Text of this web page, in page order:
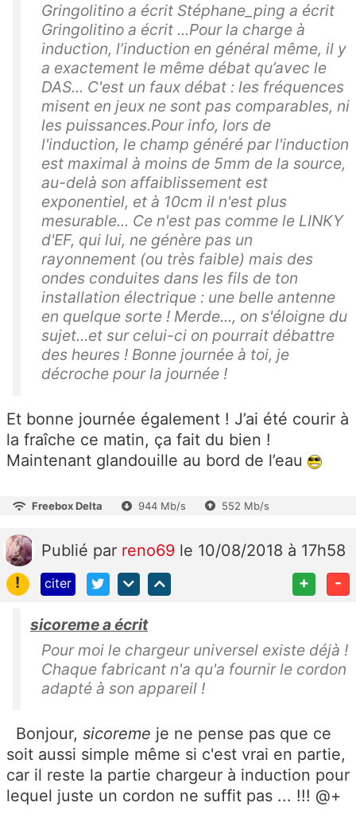
Gringolitino a écrit Stéphane_ping a écrit
Gringolitino a écrit ...Pour la charge à
induction, l’induction en général même, il y
a exactement le même débat qu’avec le
DAS... C'est un faux débat : les fréquences
misent en jeux ne sont pas comparables, ni
les puissances.Pour info, lors de
l'induction, le champ généré par l'induction
est maximal à moins de 5mm de la source,
au-delà son affaiblissement est
exponentiel, et à 10cm il n'est plus
mesurable... Ce n'est pas comme le LINKY
d'EF, qui lui, ne génère pas un
rayonnement (ou très faible) mais des
ondes conduites dans les fils de ton
installation électrique : une belle antenne
en quelque sorte ! Merde..., on s'éloigne du
sujet...et sur celui-ci on pourrait débattre
des heures ! Bonne journée à toi, je
décroche pour la journée !
Et bonne journée également ! J’ai été courir à
la fraîche ce matin, ça fait du bien !
Maintenant glandouille au bord de l’eau
Freebox Delta 944 Mb/s 552 Mb/s
Publié par reno69 le 10/08/2018 à 17h58
!
citer + -
sicoreme a écrit
Pour moi le chargeur universel existe déjà !
Chaque fabricant n'a qu'a fournir le cordon
adapté à son appareil !
Bonjour, sicoreme je ne pense pas que ce
soit aussi simple même si c'est vrai en partie,
car il reste la partie chargeur à induction pour
lequel juste un cordon ne suffit pas ... !!! @+